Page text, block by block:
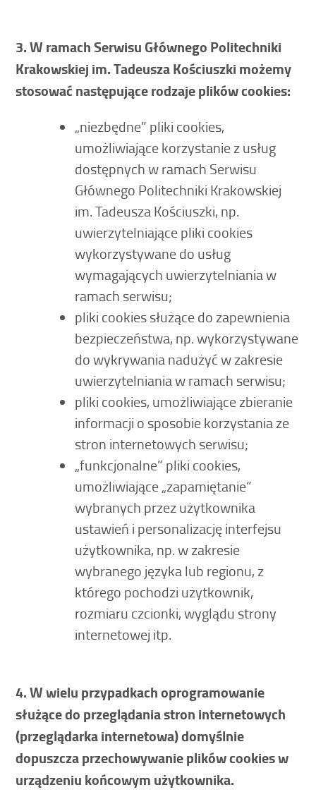
3. W ramach Serwisu Głównego Politechniki
Krakowskiej im. Tadeusza Kościuszki możemy
stosować następujące rodzaje plików cookies:
„niezbędne” pliki cookies,
umożliwiające korzystanie z usług
dostępnych w ramach Serwisu
Głównego Politechniki Krakowskiej
im. Tadeusza Kościuszki, np.
uwierzytelniające pliki cookies
wykorzystywane do usług
wymagających uwierzytelniania w
ramach serwisu;
pliki cookies służące do zapewnienia
bezpieczeństwa, np. wykorzystywane
do wykrywania nadużyć w zakresie
uwierzytelniania w ramach serwisu;
pliki cookies, umożliwiające zbieranie
informacji o sposobie korzystania ze
stron internetowych serwisu;
„funkcjonalne” pliki cookies,
umożliwiające „zapamiętanie”
wybranych przez użytkownika
ustawień i personalizację interfejsu
użytkownika, np. w zakresie
wybranego języka lub regionu, z
którego pochodzi użytkownik,
rozmiaru czcionki, wyglądu strony
internetowej itp.
4. W wielu przypadkach oprogramowanie
służące do przeglądania stron internetowych
(przeglądarka internetowa) domyślnie
dopuszcza przechowywanie plików cookies w
urządzeniu końcowym użytkownika.